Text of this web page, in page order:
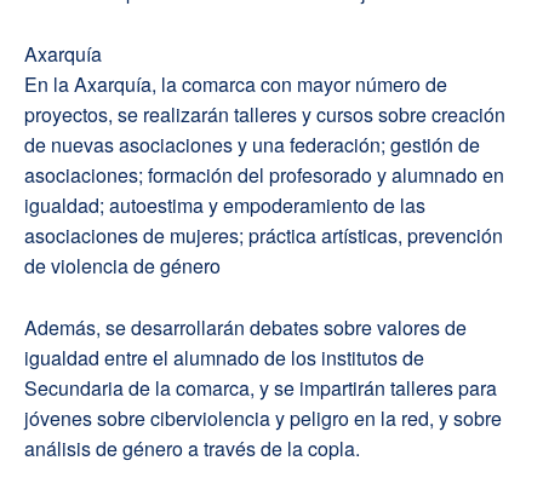
Axarquía
En la Axarquía, la comarca con mayor número de
proyectos, se realizarán talleres y cursos sobre creación
de nuevas asociaciones y una federación; gestión de
asociaciones; formación del profesorado y alumnado en
igualdad; autoestima y empoderamiento de las
asociaciones de mujeres; práctica artísticas, prevención
de violencia de género
Además, se desarrollarán debates sobre valores de
igualdad entre el alumnado de los institutos de
Secundaria de la comarca, y se impartirán talleres para
jóvenes sobre ciberviolencia y peligro en la red, y sobre
análisis de género a través de la copla.